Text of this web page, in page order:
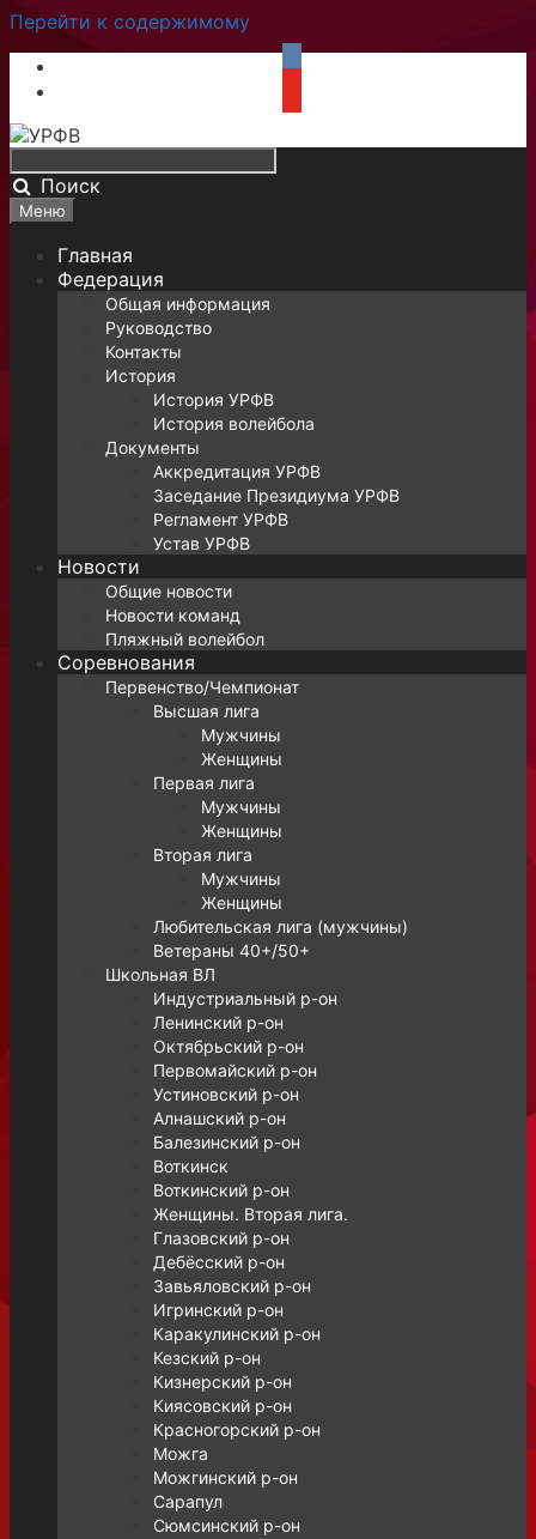
Перейти к содержимому
Поиск
Меню
Главная
Федерация
Общая информация
Руководство
Контакты
История
История УРФВ
История волейбола
Документы
Аккредитация УРФВ
Заседание Президиума УРФВ
Регламент УРФВ
Устав УРФВ
Новости
Общие новости
Новости команд
Пляжный волейбол
Соревнования
Первенство/Чемпионат
Высшая лига
Мужчины
Женщины
Первая лига
Мужчины
Женщины
Вторая лига
Мужчины
Женщины
Любительская лига (мужчины)
Ветераны 40+/50+
Школьная ВЛ
Индустриальный р-он
Ленинский р-он
Октябрьский р-он
Первомайский р-он
Устиновский р-он
Алнашский р-он
Балезинский р-он
Воткинск
Воткинский р-он
Женщины. Вторая лига.
Глазовский р-он
Дебёсский р-он
Завьяловский р-он
Игринский р-он
Каракулинский р-он
Кезский р-он
Кизнерский р-он
Киясовский р-он
Красногорский р-он
Можга
Можгинский р-он
Сарапул
Сюмсинский р-он